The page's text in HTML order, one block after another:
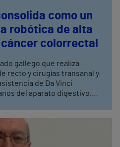
como un
robótica de alta
colorrectal
gallego que realiza
recto y cirugías transanal y
de Da Vinci
del aparato digestivo,